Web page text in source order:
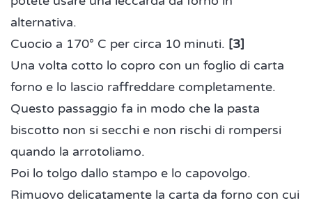
alternativa.
Cuocio a 170° C per circa 10 minuti. [3]
Una volta cotto lo copro con un foglio di carta
forno e lo lascio raffreddare completamente.
Questo passaggio fa in modo che la pasta
biscotto non si secchi e non rischi di rompersi
quando la arrotoliamo.
Poi lo tolgo dallo stampo e lo capovolgo.
Rimuovo delicatamente la carta da forno con cui